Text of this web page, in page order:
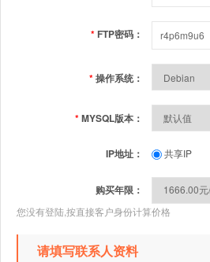
* FTP密码：
*操作系统：
*MYSQL版本：
IP地址： 共享IP
购买年限：
您没有登陆,按直接客户身份计算价格
请填写联系人资料